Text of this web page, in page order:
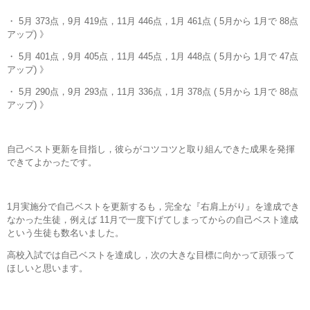
・ 5月 373点，9月 419点，11月 446点，1月 461点 ( 5月から 1月で 88点
アップ) 》
・ 5月 401点，9月 405点，11月 445点，1月 448点 ( 5月から 1月で 47点
アップ) 》
・ 5月 290点，9月 293点，11月 336点，1月 378点 ( 5月から 1月で 88点
アップ) 》
自己ベスト更新を目指し，彼らがコツコツと取り組んできた成果を発揮
できてよかったです。
1月実施分で自己ベストを更新するも，完全な『右肩上がり』を達成でき
なかった生徒，例えば 11月で一度下げてしまってからの自己ベスト達成
という生徒も数名いました。
高校入試では自己ベストを達成し，次の大きな目標に向かって頑張って
ほしいと思います。